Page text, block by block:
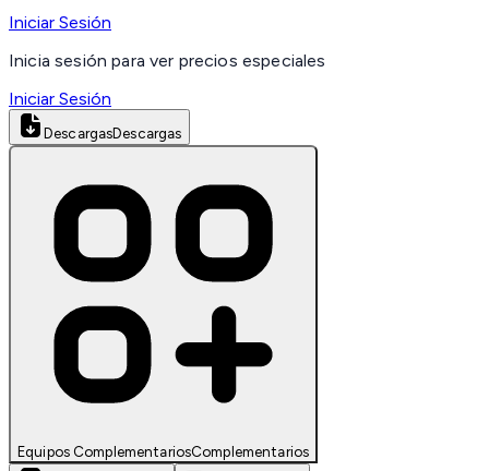
Iniciar Sesión
Inicia sesión para ver precios especiales
Iniciar Sesión
DescargasDescargas
Equipos ComplementariosComplementarios